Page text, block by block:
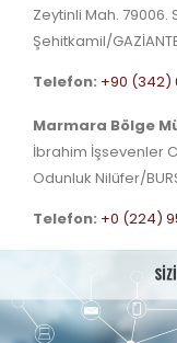
Zeytinli Mah. 79006.
Şehitkamil/
Telefon: +90 (342)
Marmara Bölge
İbrahim İşsevenler
Odunluk Nilüfer/
Telefon: +0 (224)